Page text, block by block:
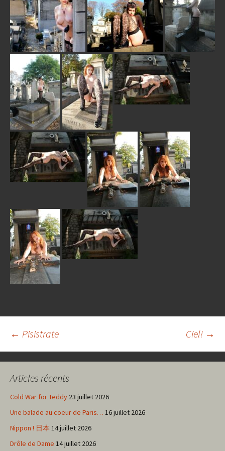
Navigation
des
articles
← Pisistrate Ciel! →
Articles récents
Cold War for Teddy 23 juillet 2026
Une balade au coeur de Paris… 16 juillet 2026
Nippon ! 日本 14 juillet 2026
Drôle de Dame 14 juillet 2026